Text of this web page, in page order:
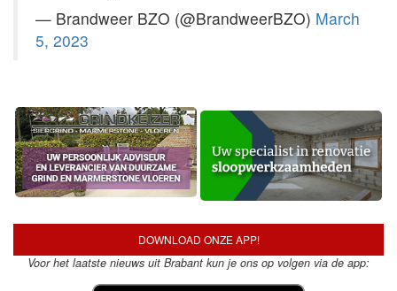
— Brandweer BZO (@BrandweerBZO) March
5, 2023
DOWNLOAD ONZE APP!
Voor het laatste nieuws uit Brabant kun je ons op volgen via de app: